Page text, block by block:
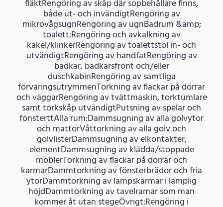
fläktRengöring av skåp där sopbehållare finns,
både ut- och invändigtRengöring av
mikrovågsugnRengöring av ugnBadrum &amp;
toalett:Rengöring och avkalkning av
kakel/klinkerRengöring av toalettstol in- och
utvändigtRengöring av handfatRengöring av
badkar, badkarsfront och/eller
duschkabinRengöring av samtliga
förvaringsutrymmenTorkning av fläckar på dörrar
och väggarRengöring av tvättmaskin, torktumlare
samt torkskåp utvändigtPutsning av spelar och
fönsterttAlla rum:Dammsugning av alla golvytor
och mattorVåttorkning av alla golv och
golvlisterDammsugning av elkontakter,
elementDammsugning av klädda/stoppade
möblerTorkning av fläckar på dörrar och
karmarDammtorkning av fönsterbrädor och fria
ytorDammtorkning av lampskärmar i lämplig
höjdDammtorkning av tavelramar som man
kommer åt utan stegeÖvrigt:Rengöring i